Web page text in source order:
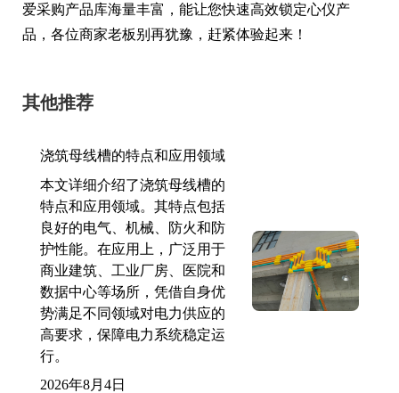
爱采购产品库海量丰富，能让您快速高效锁定心仪产
品，各位商家老板别再犹豫，赶紧体验起来！
其他推荐
浇筑母线槽的特点和应用领域
本文详细介绍了浇筑母线槽的
特点和应用领域。其特点包括
良好的电气、机械、防火和防
护性能。在应用上，广泛用于
商业建筑、工业厂房、医院和
数据中心等场所，凭借自身优
势满足不同领域对电力供应的
高要求，保障电力系统稳定运
行。
2026年8月4日